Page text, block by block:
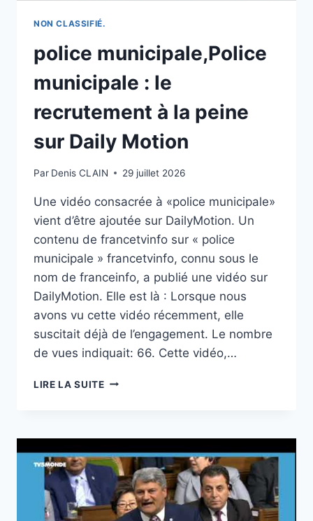
NON CLASSIFIÉ.
police municipale,Police
municipale : le
recrutement à la peine
sur Daily Motion
Par Denis CLAIN 29 juillet 2026
Une vidéo consacrée à «police municipale»
vient d’être ajoutée sur DailyMotion. Un
contenu de francetvinfo sur « police
municipale » francetvinfo, connu sous le
nom de franceinfo, a publié une vidéo sur
DailyMotion. Elle est là : Lorsque nous
avons vu cette vidéo récemment, elle
suscitait déjà de l’engagement. Le nombre
de vues indiquait: 66. Cette vidéo,…
LIRE LA SUITEPOLICE
LE
RECRUTEMENT
À
LA
PEINE
SUR